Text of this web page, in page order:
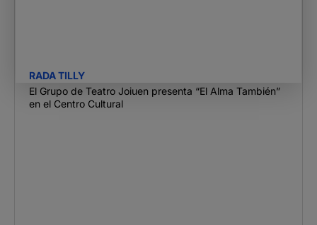
RADA TILLY
El Grupo de Teatro Joiuen presenta “El Alma También”
en el Centro Cultural